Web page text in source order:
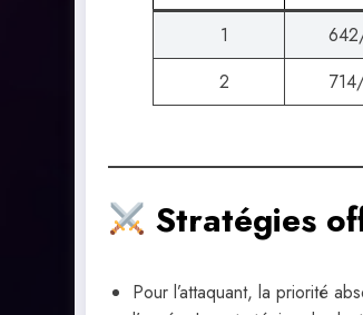
1
2
Stratégies
Pour l’attaquant, la priorité